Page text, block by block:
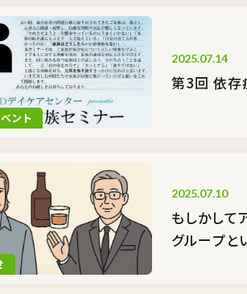
ント
2025.07.14
第3回 依存
2025.07.10
もしかして
グループと